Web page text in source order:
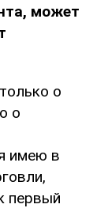
может
о
о
имею в
первый